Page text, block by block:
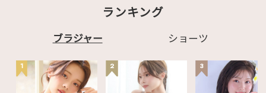
ランキング
ブラジャー ショーツ
1 2 3